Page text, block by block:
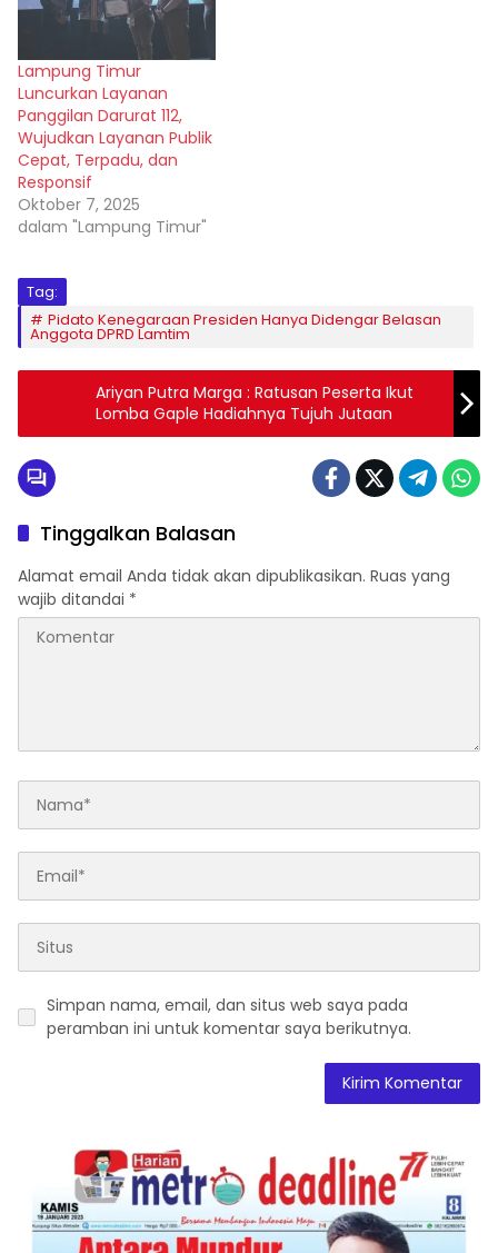
Lampung Timur
Luncurkan Layanan
Panggilan Darurat 112,
Wujudkan Layanan Publik
Cepat, Terpadu, dan
Responsif
Oktober 7, 2025
dalam "Lampung Timur"
Tag:
Pidato Kenegaraan Presiden Hanya Didengar Belasan
Anggota DPRD Lamtim
Ariyan Putra Marga : Ratusan Peserta Ikut
Lomba Gaple Hadiahnya Tujuh Jutaan
Tinggalkan Balasan
Alamat email Anda tidak akan dipublikasikan. Ruas yang
wajib ditandai *
Simpan nama, email, dan situs web saya pada
peramban ini untuk komentar saya berikutnya.